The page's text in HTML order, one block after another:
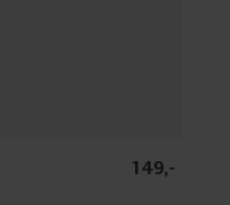
149,-